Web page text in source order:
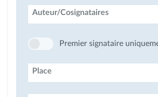
Auteur/Cosignataires
Premier signataire
Place